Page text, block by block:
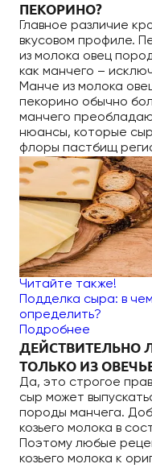
ПЕКОРИНО?
Главное различие
вкусовом профиле.
из молока овец
как манчего –
Манче из молока
пекорино обычно
манчего
нюансы, которые
флоры пастбищ
Читайте также!
Подделка сыра: в
определить?
Подробнее
ДЕЙСТВИТЕЛЬНО
ТОЛЬКО ИЗ
Да, это строгое
сыр может
породы манчега.
козьего молока в
Поэтому любые
козьего молока к